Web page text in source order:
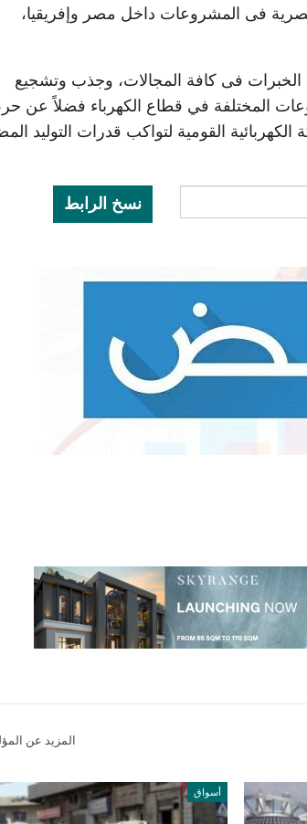
فى المشروعات داخل مصر وإفريقيا،
فى كافة المجالات، وجذب وتشجيع
المختلفة في قطاع الكهرباء فضلاً عن
القومية لتواكب قدرات التوليد
نسخ الرابط
المزيد عن
أسواق